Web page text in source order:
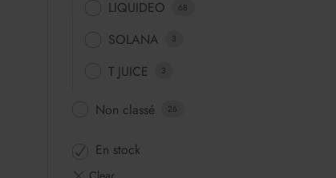
LIQUIDEO 68
SOLANA 3
T JUICE 3
Non classé 26
En stock